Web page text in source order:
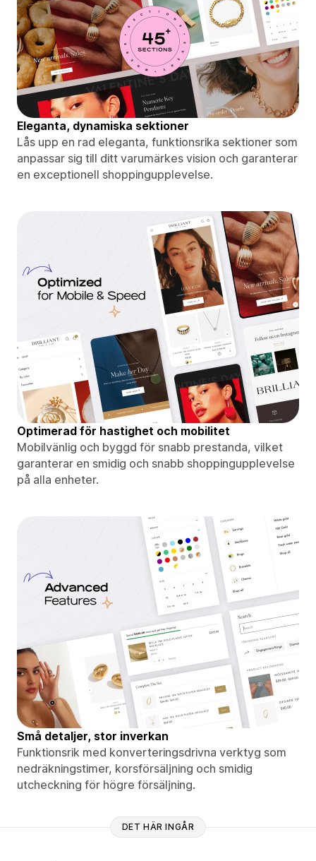
Eleganta, dynamiska sektioner
Lås upp en rad eleganta, funktionsrika sektioner som
anpassar sig till ditt varumärkes vision och garanterar
en exceptionell shoppingupplevelse.
Optimerad för hastighet och mobilitet
Mobilvänlig och byggd för snabb prestanda, vilket
garanterar en smidig och snabb shoppingupplevelse
på alla enheter.
Små detaljer, stor inverkan
Funktionsrik med konverteringsdrivna verktyg som
nedräkningstimer, korsförsäljning och smidig
utcheckning för högre försäljning.
DET HÄR INGÅR